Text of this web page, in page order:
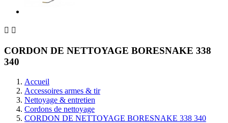
 
CORDON DE NETTOYAGE BORESNAKE 338
340
Accueil
Accessoires armes & tir
Nettoyage & entretien
Cordons de nettoyage
CORDON DE NETTOYAGE BORESNAKE 338 340